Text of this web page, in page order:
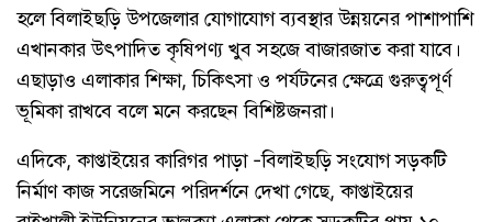
হলে বিলাইছড়ি উপজেলার যোগাযোগ ব্যবস্থার উন্নয়নের পাশাপাশি
এখানকার উৎপাদিত কৃষিপণ্য খুব সহজে বাজারজাত করা যাবে।
এছাড়াও এলাকার শিক্ষা, চিকিৎসা ও পর্যটনের ক্ষেত্রে গুরুত্বপূর্ণ
ভূমিকা রাখবে বলে মনে করছেন বিশিষ্টজনরা।
এদিকে, কাপ্তাইয়ের কারিগর পাড়া -বিলাইছড়ি সংযোগ সড়কটি
নির্মাণ কাজ সরেজমিনে পরিদর্শনে দেখা গেছে, কাপ্তাইয়ের